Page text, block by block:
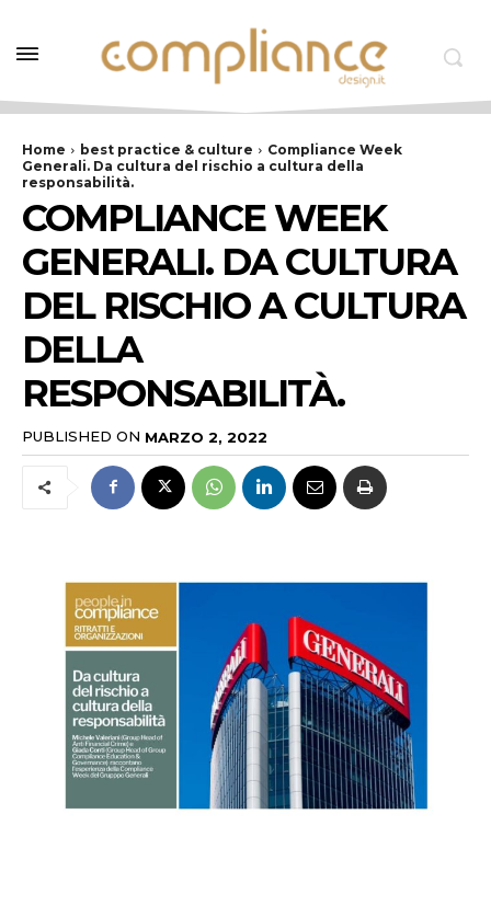
Home best practice & culture
Compliance Week
Generali. Da cultura del rischio a cultura della
responsabilità.
COMPLIANCE WEEK
GENERALI. DA CULTURA
DEL RISCHIO A CULTURA
DELLA
RESPONSABILITÀ.
PUBLISHED ON MARZO 2, 2022